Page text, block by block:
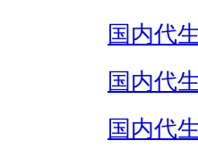
国内代
国内代
国内代